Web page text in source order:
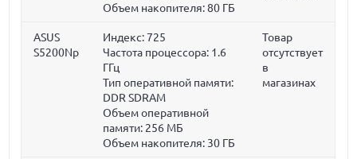
Объем накопителя:80 ГБ
ASUS
S5200Np
Индекс: 725
Частота процессора: 1.6
ГГц
Тип оперативной памяти:
DDR SDRAM
Объем оперативной
памяти: 256 МБ
Объем накопителя: 30 ГБ
Товар
отсутствует
в
магазинах